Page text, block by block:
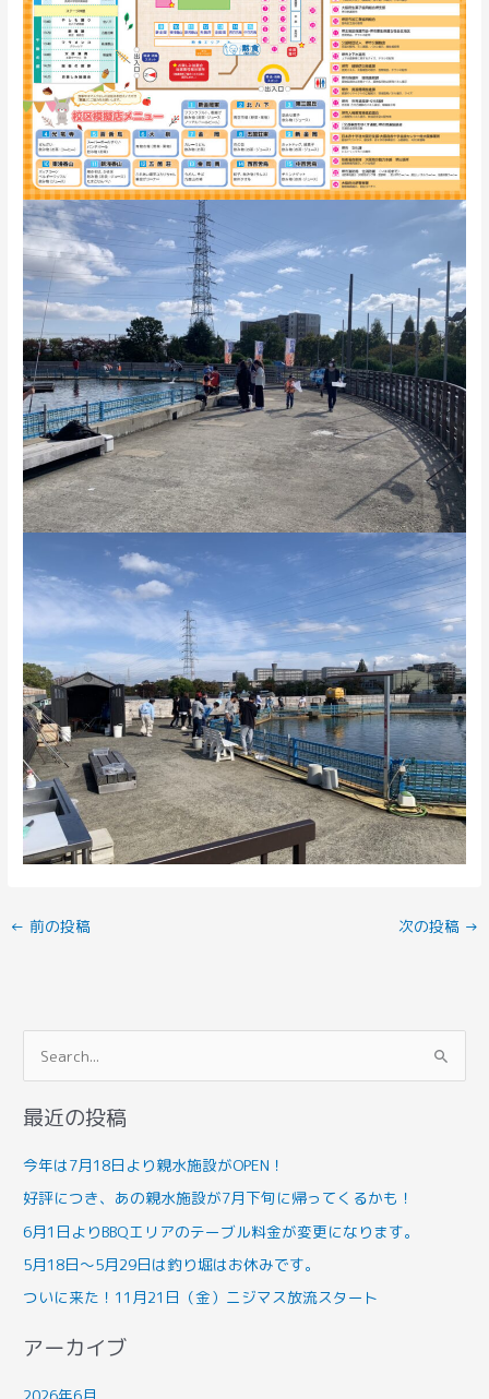
← 前の投稿 次の投稿 →
対
最近の投稿
今年は7月18日より親水施設がOPEN！
好評につき、あの親水施設が7月下旬に帰ってくるかも！
6月1日よりBBQエリアのテーブル料金が変更になります。
5月18日～5月29日は釣り堀はお休みです。
ついに来た！11月21日（金）ニジマス放流スタート
アーカイブ